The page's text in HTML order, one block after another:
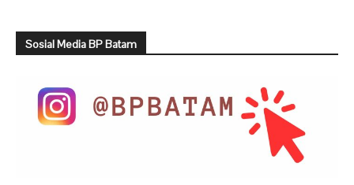
Sosial Media BP Batam